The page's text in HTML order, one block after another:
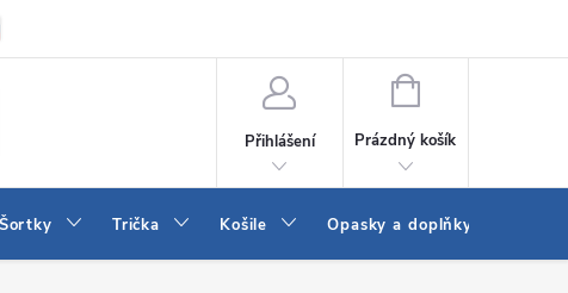
Přihlášení
NÁKUPNÍ
Prázdný košík
Šortky Trička Košile Opasky a doplňky